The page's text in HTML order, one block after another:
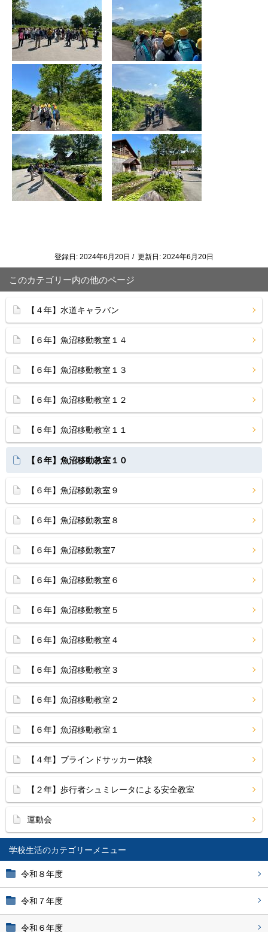
学校生活
令和８年度
令和７年度
令和６年度
登録日: 2024年6月20日 / 更新日: 2024年6月20日
このカテゴリー内の他のページ
【４年】水道キャラバン
【６年】魚沼移動教室１４
【６年】魚沼移動教室１３
【６年】魚沼移動教室１２
【６年】魚沼移動教室１１
【６年】魚沼移動教室１０
【６年】魚沼移動教室９
【６年】魚沼移動教室８
【６年】魚沼移動教室7
【６年】魚沼移動教室６
【６年】魚沼移動教室５
【６年】魚沼移動教室４
【６年】魚沼移動教室３
【６年】魚沼移動教室２
【６年】魚沼移動教室１
【４年】ブラインドサッカー体験
【２年】歩行者シュミレータによる安全教室
運動会